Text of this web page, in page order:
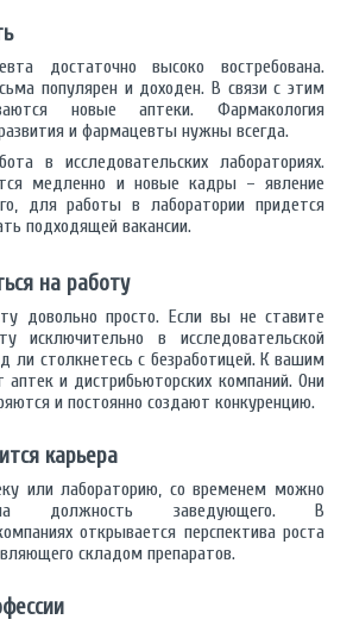
достаточно высоко востребована.
популярен и доходен. В связи с этим
новые аптеки. Фармакология
и фармацевты нужны всегда.
в исследовательских лабораториях.
медленно и новые кадры – явление
для работы в лаборатории придется
подходящей вакансии.
на работу
довольно просто. Если вы не ставите
исключительно в исследовательской
ли столкнетесь с безработицей. К вашим
аптек и дистрибьюторских компаний. Они
и постоянно создают конкуренцию.
карьера
или лабораторию, со временем можно
на должность заведующего. В
открывается перспектива роста
складом препаратов.